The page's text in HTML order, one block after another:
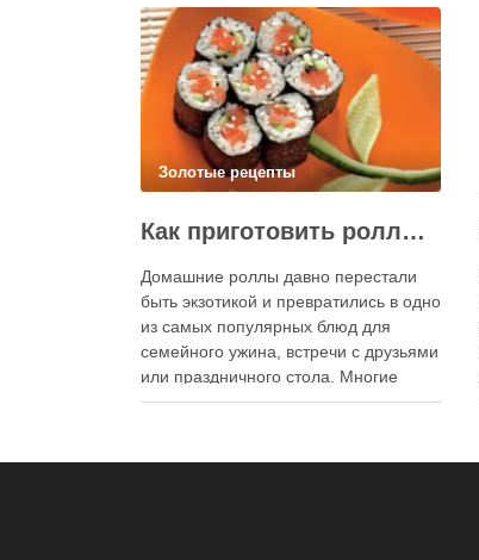
Золотые рецепты
Как приготовить роллы в домашних условиях?
Домашние роллы давно перестали
быть экзотикой и превратились в одно
из самых популярных блюд для
семейного ужина, встречи с друзьями
или праздничного стола. Многие
считают, что приготовление японских